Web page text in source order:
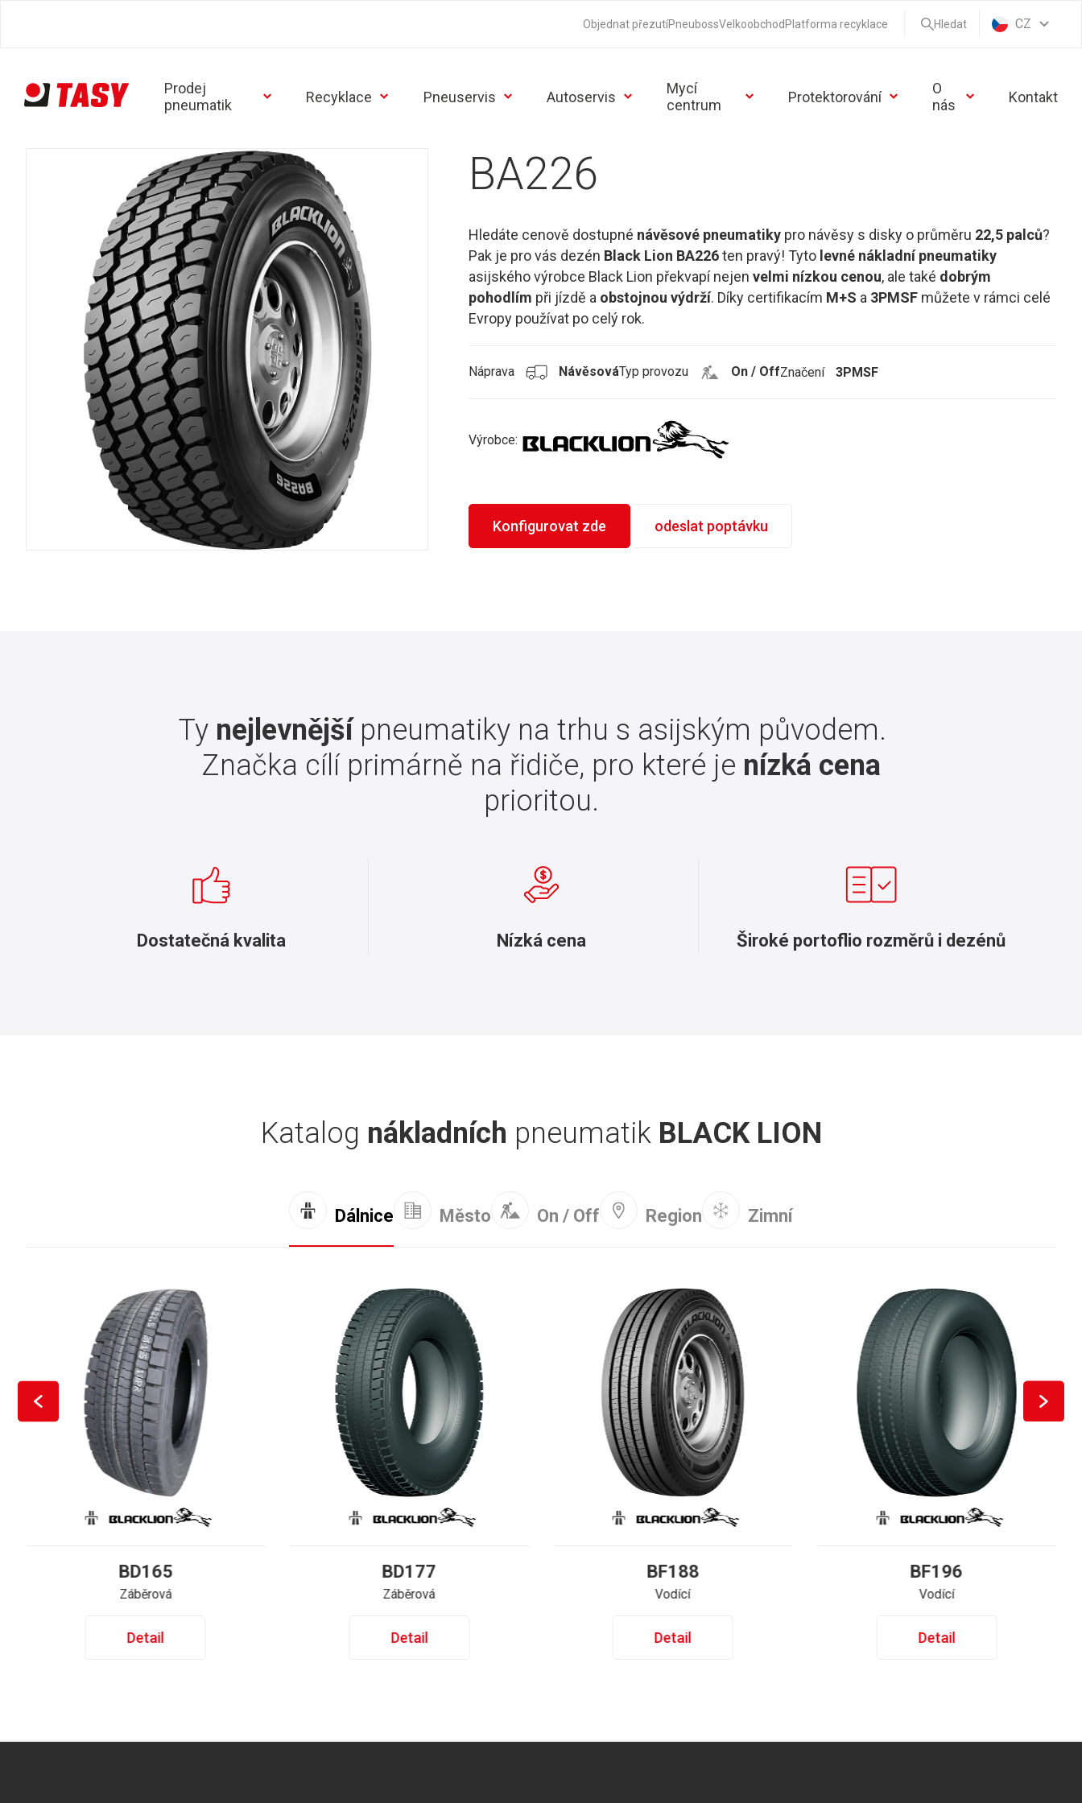
Prodej
pneumatik
Recyklace Pneuservis Autoservis
Mycí
centrum
Protektorování
O
nás
Kontakt
Objednat přezutíPneubossVelkoobchod Platforma recyklace Hledat CZ
BA226
Hledáte cenově dostupné návěsové pneumatiky pro návěsy s disky o průměru 22,5 palců?
Pak je pro vás dezén Black Lion BA226ten pravý! Tyto levné nákladní pneumatiky
asijského výrobce Black Lion překvapí nejen velmi nízkou cenou, ale také dobrým
pohodlím při jízdě a obstojnou výdrží. Díky certifikacím M+S a 3PMSF můžete v rámci celé
Evropy používat po celý rok.
Náprava NávěsováTyp provozu On / OffZnačení 3PMSF
Výrobce:
Konfigurovat zde odeslat poptávku
Ty nejlevnějšípneumatiky na trhu s asijským původem.
Značka cílí primárně na řidiče, pro které je nízká cena
prioritou.
Dostatečná kvalita Nízká cena Široké portoflio rozměrů i dezénů
Katalog nákladních pneumatik BLACK LION
Dálnice Město On / Off Region Zimní
BD165
Záběrová
Detail
BD177
Záběrová
Detail
BF188
Vodící
Detail
BF196
Vodící
Detail